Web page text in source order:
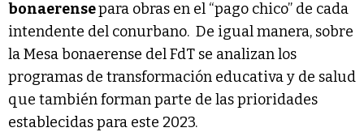
bonaerensepara obras en el “pago chico” de cada
intendente del conurbano. De igual manera, sobre
la Mesa bonaerense del FdT se analizan los
programas de transformación educativa y de salud
que también forman parte de las prioridades
establecidas para este 2023.